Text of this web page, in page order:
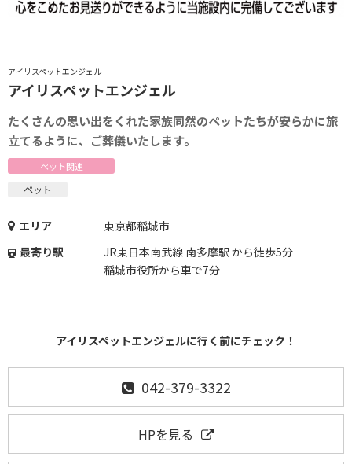
アイリスペットエンジェル
アイリスペットエンジェル
たくさんの思い出をくれた家族同然のペットたちが安らかに旅
立てるように、ご葬儀いたします。
ペット関連
ペット
エリア
東京都稲城市
最寄り駅
JR東日本南武線 南多摩駅 から徒歩5分
稲城市役所から車で7分
アイリスペットエンジェルに行く前にチェック！
042-379-3322
HPを見る